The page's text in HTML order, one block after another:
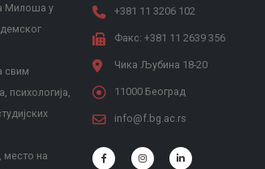
Милоша у
свим
психологија,
место на
+381 11 3206 102
Факс: +381 11 2639 356
Чика Љубина 18-20
11000 Београд
info@f.bg.ac.rs